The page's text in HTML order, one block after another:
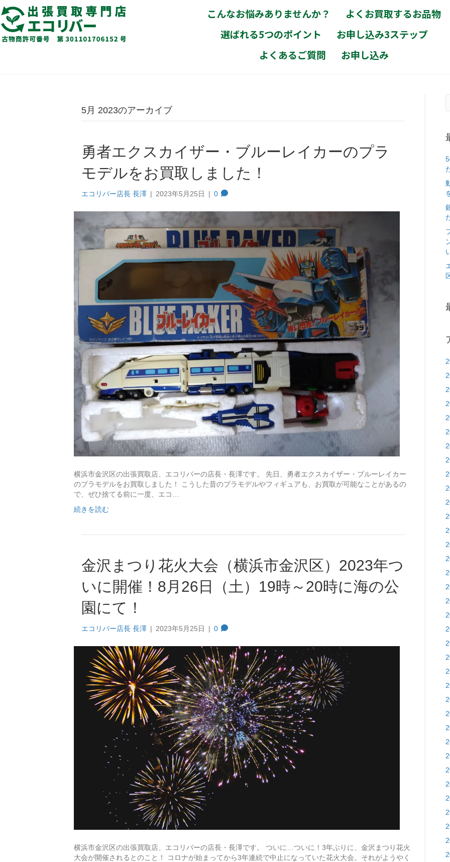
こんなお悩みありませんか？
よくお買取するお品物
選ばれる5つのポイント
お申し込み3ステップ
よくあるご質問
お申し込み
5月 2023のアーカイブ
勇者エクスカイザー・ブルーレイカーのプラ
モデルをお買取しました！
エコリバー店長 長澤 | 2023年5月25日 | 0
横浜市金沢区の出張買取店、エコリバーの店長・長澤です。 先日、勇者エクスカイザー・ブルーレイカー
のプラモデルをお買取しました！ こうした昔のプラモデルやフィギュアも、お買取が可能なことがあるの
で、ぜひ捨てる前に一度、エコ…
続きを読む
金沢まつり花火大会（横浜市金沢区）2023年つ
いに開催！8月26日（土）19時～20時に海の公
園にて！
エコリバー店長 長澤 | 2023年5月25日 | 0
横浜市金沢区の出張買取店、エコリバーの店長・長澤です。 ついに…ついに！3年ぶりに、金沢まつり花火
大会が開催されるとのこと！ コロナが始まってから3年連続で中止になっていた花火大会。それがようやく